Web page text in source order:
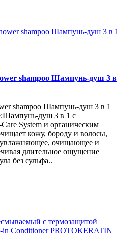
shampoo Шампунь-душ 3 в
shampoo Шампунь-душ 3 в 1
душ 3 в 1 с
System и органическим
кожу, бороду и волосы,
увлажняющее, очищающее и
длительное ощущение
без сульфа..